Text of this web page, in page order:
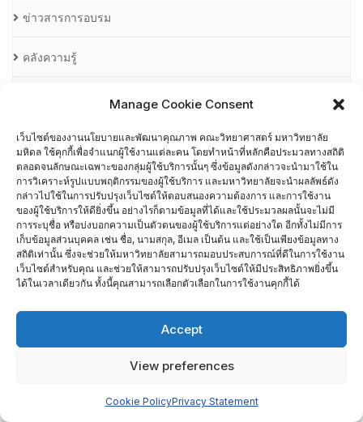
Manage Cookie Consent
เว็บไซต์ของงานนโยบายและพัฒนาคุณภาพ คณะวิทยาศาสตร์ มหาวิทยาลัย
มหิดล ใช้คุกกี้เพื่อจำแนกผู้ใช้งานแต่ละคน โดยทำหน้าที่หลักคือประมวลทางสถิติ
ตลอดจนลักษณะเฉพาะของกลุ่มผู้ใช้บริการนั้นๆ ซึ่งข้อมูลดังกล่าวจะนำมาใช้ใน
การวิเคราะห์รูปแบบพฤติกรรมของผู้ใช้บริการ และมหาวิทยาลัยจะนำผลลัพธ์ดัง
กล่าวไปใช้ในการปรับปรุงเว็บไซต์ให้ตอบสนองความต้องการ และการใช้งาน
ของผู้ใช้บริการให้ดียิ่งขึ้น อย่างไรก็ตามข้อมูลที่ได้และใช้ประมวลผลนั้นจะไม่มี
การระบุชื่อ หรือบ่งบอกความเป็นตัวตนของผู้ใช้บริการแต่อย่างใด อีกทั้งไม่มีการ
เก็บข้อมูลส่วนบุคคล เช่น ชื่อ, นามสกุล, อีเมล เป็นต้น และใช้เป็นเพียงข้อมูลทาง
สถิติเท่านั้น ซึ่งจะช่วยให้มหาวิทยาลัยสามารถมอบประสบการณ์ที่ดีในการใช้งาน
เว็บไซต์สำหรับคุณ และช่วยให้สามารถปรับปรุงเว็บไซต์ให้มีประสิทธิภาพยิ่งขึ้น
ได้ในเวลาเดียวกัน ทั้งนี้คุณสามารถเลือกตัวเลือกในการใช้งานคุกกี้ได้
Accept
View preferences
Cookie PolicyPrivacy Statement
ข่าวสารการอบรม
คลังความรู้
ความผูกพันต่อองค์การของผู้ปฏิบัติงานภายในคณะวิทยาศาสตร์
ความรู้เบื้องต้นเกี่ยวกับการบริหารความเสี่ยง
ความเสี่ยงของคณะวิทยาศาสตร์ ปีงบประมาณ 2564
ความเสี่ยงของคณะวิทยาศาสตร์ ปีงบประมาณ 2565
ความเสี่ยงของคณะวิทยาศาสตร์ ปีงบประมาณ 2565
ความเสี่ยงของคณะวิทยาศาสตร์ มหาวิทยาลัยมหิดล
คู่มือเกณฑ์ AUN-QA